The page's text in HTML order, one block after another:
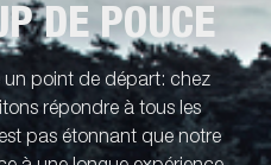
DE POUCE
un point de départ: chez
répondre à tous les
pas étonnant que notre